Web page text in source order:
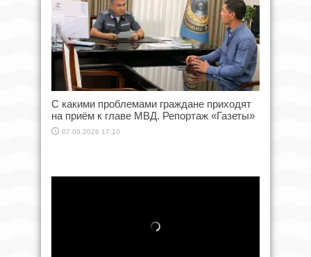
С какими проблемами граждане приходят
на приём к главе МВД. Репортаж «Газеты»
07.08.2026 17:10